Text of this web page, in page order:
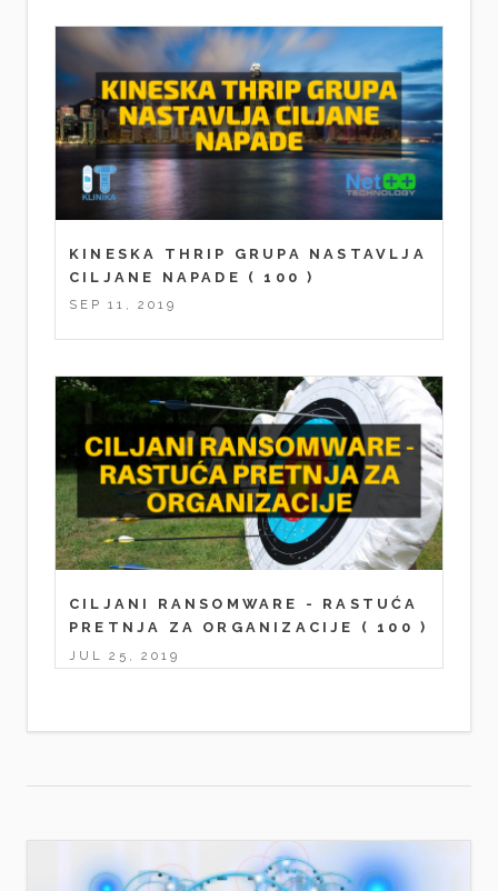
KINESKA THRIP GRUPA NASTAVLJA
CILJANE NAPADE
( 100 )
SEP 11, 2019
CILJANI RANSOMWARE - RASTUĆA
PRETNJA ZA ORGANIZACIJE
( 100 )
JUL 25, 2019